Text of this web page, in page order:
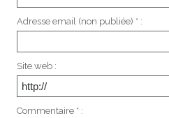
Adresse email (non publiée) * :
Site web :
Commentaire * :